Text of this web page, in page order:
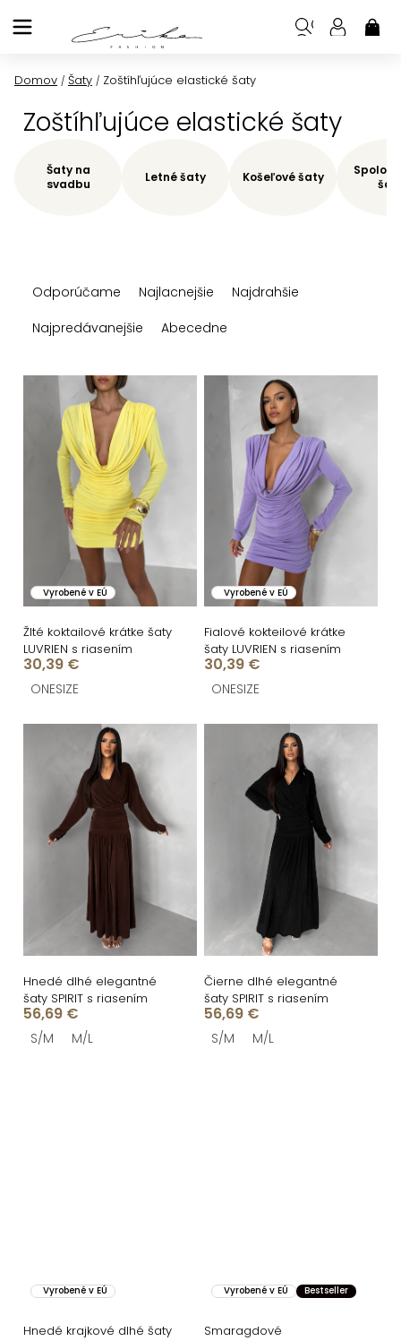
na
Domov / Šaty / Zoštíhľujúce elastické šaty
Zoštíhľujúce elastické šaty
Šaty na
svadbu
Letné šaty Košeľové šaty
a
d
n
u
k
t
o
v
Odporúčame Najlacnejšie
Najdrahšie
Najpredávanejšie
Abecedne
o
d
u
k
o
Vyrobené v EÚ
Žlté koktailové krátke šaty
LUVRIEN s riasením
30,39 €
ONESIZE
Vyrobené v EÚ
Fialové kokteilové krátke
šaty LUVRIEN s riasením
30,39 €
ONESIZE
Hnedé dlhé elegantné
šaty SPIRIT s riasením
56,69 €
S/M M/L
Čierne dlhé elegantné
šaty SPIRIT s riasením
56,69 €
S/M M/L
Vyrobené v EÚ
Hnedé krajkové dlhé šaty
Vyrobené v EÚ Bestseller
Smaragdové